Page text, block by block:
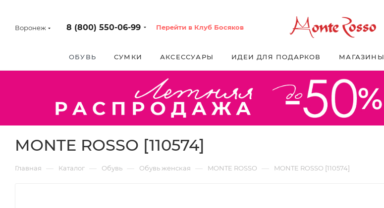
Воронеж 8 (800) 550-06-99 Перейти в Клуб Босяков
ОБУВЬ СУМКИ АКСЕССУАРЫ ИДЕИ ДЛЯ ПОДАРКОВ МАГАЗИНЫ
MONTE ROSSO [110574]
Главная — Каталог — Обувь — Обувь женская — MONTE ROSSO — MONTE ROSSO [110574]